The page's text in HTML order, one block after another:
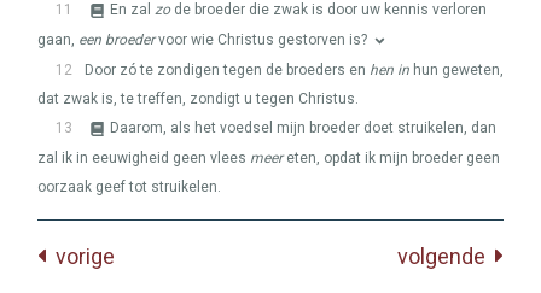
11
En zal zode broeder die zwak is door uw kennis verloren
gaan, een broedervoor wie Christus gestorven is?
12
Door zó te zondigen tegen de broeders en hen in hun geweten,
dat zwak is, te treffen, zondigt u tegen Christus.
13
Daarom, als het voedsel mijn broeder doet struikelen, dan
zal ik in eeuwigheid geen vlees meereten, opdat ik mijn broeder geen
oorzaak geef tot struikelen.
vorige volgende